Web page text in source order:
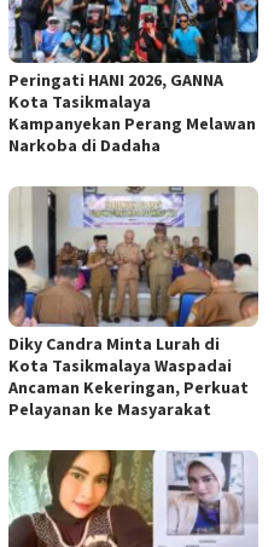
Peringati HANI 2026, GANNA
Kota Tasikmalaya
Kampanyekan Perang Melawan
Narkoba di Dadaha
Diky Candra Minta Lurah di
Kota Tasikmalaya Waspadai
Ancaman Kekeringan, Perkuat
Pelayanan ke Masyarakat